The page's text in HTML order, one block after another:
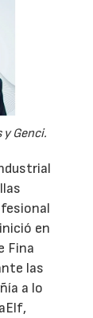
Genci.
en
Fina
las
a lo